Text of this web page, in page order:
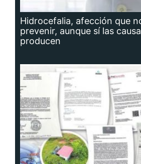
Hidrocefalia, afección que
prevenir, aunque sí las
producen